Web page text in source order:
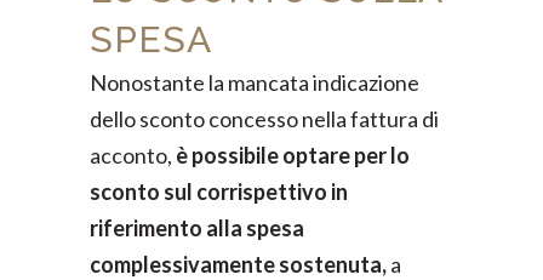
SPESA
Nonostante la mancata indicazione
dello sconto concesso nella fattura di
acconto, è possibile optare per lo
sconto sul corrispettivo in
riferimento alla spesa
complessivamente sostenuta,a